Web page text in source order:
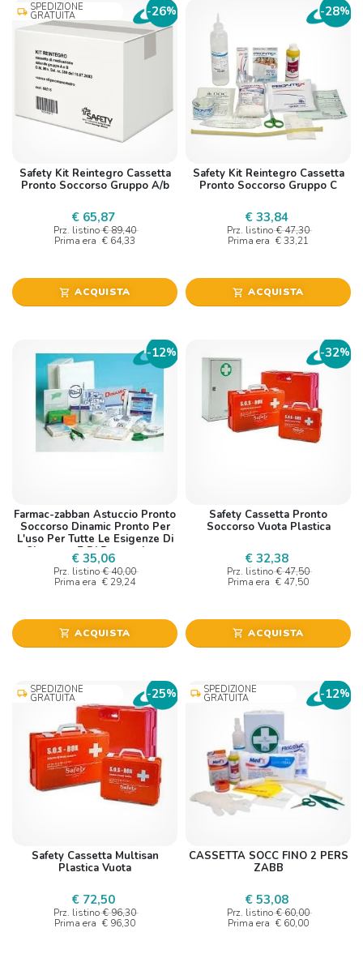
local_shipping SPEDIZIONE
GRATUITA -26%
Safety Kit Reintegro Cassetta
Pronto Soccorso Gruppo A/b
€ 65,87
Prz. listino € 89,40
Prima era € 64,33
shopping_cart ACQUISTA
-28%
Safety Kit Reintegro Cassetta
Pronto Soccorso Gruppo C
€ 33,84
Prz. listino € 47,30
Prima era € 33,21
shopping_cart ACQUISTA
-12%
Farmac-zabban Astuccio Pronto
Soccorso Dinamic Pronto Per
L'uso Per Tutte Le Esigenze Di
Sicurezza E Di Prevenzione
€ 35,06
Prz. listino € 40,00
Prima era € 29,24
shopping_cart ACQUISTA
-32%
Safety Cassetta Pronto
Soccorso Vuota Plastica
€ 32,38
Prz. listino € 47,50
Prima era € 47,50
shopping_cart ACQUISTA
local_shipping SPEDIZIONE
GRATUITA -25%
Safety Cassetta Multisan
Plastica Vuota
€ 72,50
Prz. listino € 96,30
Prima era € 96,30
local_shipping SPEDIZIONE
GRATUITA -12%
CASSETTA SOCC FINO 2 PERS
ZABB
€ 53,08
Prz. listino € 60,00
Prima era € 60,00